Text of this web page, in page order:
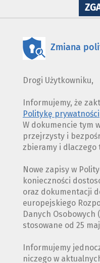
Zmiana
Drogi Użytkowniku,
Informujemy, że
Politykę prywatności
W dokumencie tym
przejrzysty i
zbieramy i dlaczego
Nowe zapisy w
konieczności
oraz dokumentacji
europejskiego
Danych Osobowych
stosowane od 25
Informujemy
niczego w